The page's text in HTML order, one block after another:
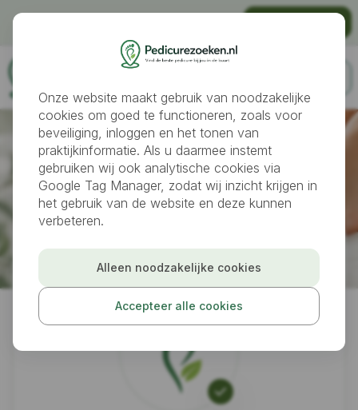
Pedicures
Vlissingen
(Medisch) Pedicure & Beautysalon Your Moment
Onze website maakt gebruik van noodzakelijke
cookies om goed te functioneren, zoals voor
beveiliging, inloggen en het tonen van
praktijkinformatie. Als u daarmee instemt
gebruiken wij ook analytische cookies via
Google Tag Manager, zodat wij inzicht krijgen in
het gebruik van de website en deze kunnen
verbeteren.
Alleen noodzakelijke cookies
Accepteer alle cookies